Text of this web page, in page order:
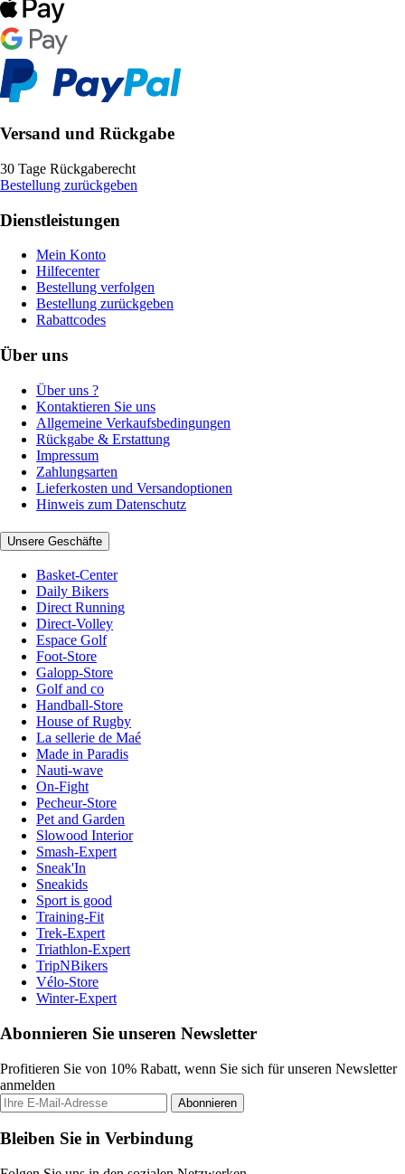
Versand und Rückgabe
30 Tage Rückgaberecht
Bestellung zurückgeben
Dienstleistungen
Mein Konto
Hilfecenter
Bestellung verfolgen
Bestellung zurückgeben
Rabattcodes
Über uns
Über uns ?
Kontaktieren Sie uns
Allgemeine Verkaufsbedingungen
Rückgabe & Erstattung
Impressum
Zahlungsarten
Lieferkosten und Versandoptionen
Hinweis zum Datenschutz
Unsere Geschäfte
Basket-Center
Daily Bikers
Direct Running
Direct-Volley
Espace Golf
Foot-Store
Galopp-Store
Golf and co
Handball-Store
House of Rugby
La sellerie de Maé
Made in Paradis
Nauti-wave
On-Fight
Pecheur-Store
Pet and Garden
Slowood Interior
Smash-Expert
Sneak'In
Sneakids
Sport is good
Training-Fit
Trek-Expert
Triathlon-Expert
TripNBikers
Vélo-Store
Winter-Expert
Abonnieren Sie unseren Newsletter
Profitieren Sie von 10% Rabatt, wenn Sie sich für unseren Newsletter
anmelden
Abonnieren
Bleiben Sie in Verbindung